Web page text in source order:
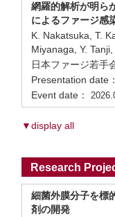
網羅的解析が明ら
によるファージ感
K. Nakatsuka, T.
Miyanaga, Y.
日本ファージ若手
Presentation date
Event date：
▼display all
Research
細菌外膜分子を標
剤の開発